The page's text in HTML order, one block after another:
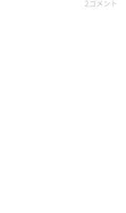
2コメント